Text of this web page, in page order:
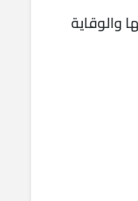
والوقاية